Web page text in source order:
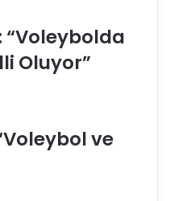
“Voleybolda
Oluyor”
ve